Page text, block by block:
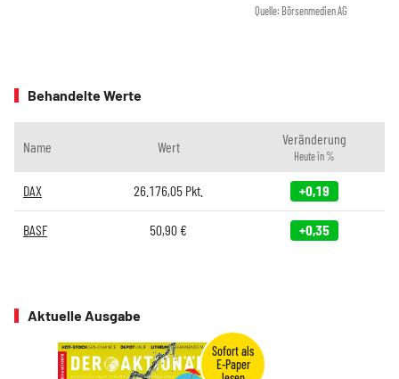
Quelle: Börsenmedien AG
Behandelte Werte
Name Wert Veränderung
Heute in %
DAX 26.176,05 Pkt. +0,19
BASF 50,90 € +0,35
Aktuelle Ausgabe